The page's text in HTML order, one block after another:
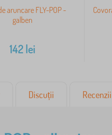
aruncare FLY-POP -
galben
142 lei
Discuții